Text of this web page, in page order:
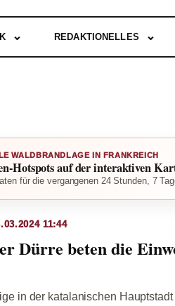
REDAKTIONELLES
WALDBRANDLAGE IN FRANKREICH
Hotspots auf der interaktiven
für die vergangenen 24 Stunden, 7
11:44
Dürre beten die
in der katalanischen